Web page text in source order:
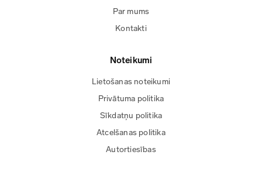
Par mums
Kontakti
Noteikumi
Lietošanas noteikumi
Privātuma politika
Sīkdatņu politika
Atcelšanas politika
Autortiesības